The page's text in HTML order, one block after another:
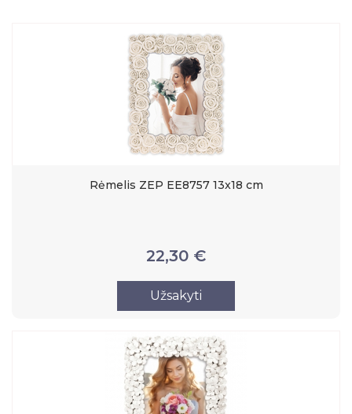
Rėmelis ZEP EE8757 13x18 cm
22,30 €
Užsakyti